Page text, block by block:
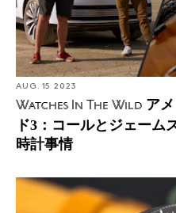
AUG. 15 2023
Watches In The Wild ア
ド3：コールとジェーム
時計事情